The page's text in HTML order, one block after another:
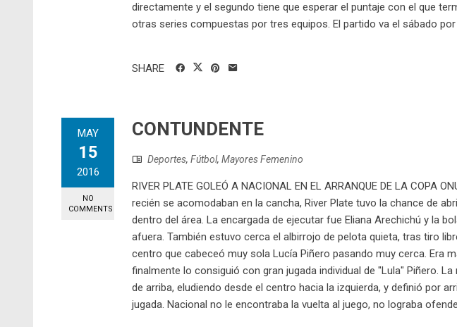
directamente y el segundo tiene que esperar el puntaje con el que
otras series compuestas por tres equipos. El partido va el sábado por
SHARE
MAY
15
2016
NO
COMMENTS
CONTUNDENTE
Deportes, Fútbol, Mayores Femenino
RIVER PLATE GOLEÓ A NACIONAL EN EL ARRANQUE DE LA COPA
recién se acomodaban en la cancha, River Plate tuvo la chance de
dentro del área. La encargada de ejecutar fue Eliana Arechichú y la
afuera. También estuvo cerca el albirrojo de pelota quieta, tras tiro
centro que cabeceó muy sola Lucía Piñero pasando muy cerca. Era
finalmente lo consiguió con gran jugada individual de "Lula" Piñero.
de arriba, eludiendo desde el centro hacia la izquierda, y definió por
jugada. Nacional no le encontraba la vuelta al juego, no lograba